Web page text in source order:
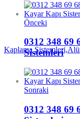
Önceki
0312 348 69
Sistemleri
Sonraki
0312 348 69